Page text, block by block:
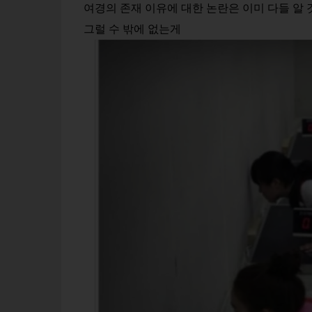
여경의 존재 이유에 대한 논란은 이미 다들 알
그럴 수 밖에 없는게